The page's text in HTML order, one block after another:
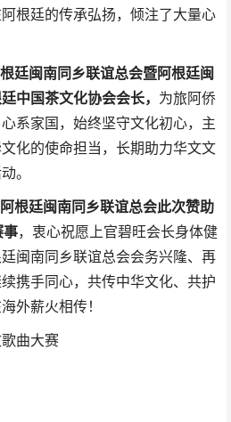
根廷的传承弘扬，倾注了大量心
廷闽南同乡联谊总会暨阿根廷闽
中国茶文化协会会长， 为旅阿侨
系家国，始终坚守文化初心，主
化的使命担当，长期助力华文文
。
根廷闽南同乡联谊总会此次赞助
事，衷心祝愿上官碧旺会长身体健
闽南同乡联谊总会会务兴隆、再
携手同心，共传中华文化、共护
外薪火相传！
歌曲大赛